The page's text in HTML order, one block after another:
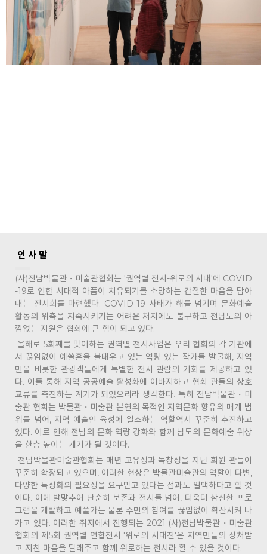
인 사 말
(사)전남박물관・미술관협회는 '권역별 전시-위로의 시대'에 COVID
-19로 인한 시대적 아픔이 치유되기를 소망하는 간절한 마음을 담아
내는 전시회를 마련했다. COVID-19 사태가 해를 넘기며 문화예술
활동의 위축을 지속시키기는 어려운 처지에도 불구하고 전남도의 아
낌없는 지원은 협회에 큰 힘이 되고 있다.
올해로 5회째를 맞이하는 권역별 전시사업은 우리 협회의 각 기관에
서 끊임없이 예쑬혼을 불태우고 있는 역량 있는 작가를 발굴해, 지역
민을 비롯한 관광객들에게 특별한 전시 관람의 기회를 제공하고 있
다. 이를 통해 지역 공공예술 활성화에 이바지하고 협회 관들의 상호
교류를 촉진하는 계기가 되었으리라 생각한다. 특히 전남박물관・미
술관 협회는 박물관・미술관 본연의 목적인 지역문화 향유의 매개 범
위를 넘어, 지역 예술인 육성에 일조하는 역할역시 꾸준히 추진하고
있다. 이로 인해 전남의 문화 역량 강화와 함께 남도의 문화예술 위상
을 한층 높이는 계기가 될 것이다.
전남박물관미술관협회는 매년 고유성과 독창성을 지닌 회원 관들이
꾸준히 확장되고 있으며, 이러한 현상은 박물관미술관의 역할이 다변,
다양한 특성화의 필요성을 요구받고 있다는 점과도 일맥하다고 할 것
이다. 이에 발맞추어 단순히 보존과 전시를 넘어, 더욱더 참신한 프로
그램을 개발하고 예쑬가는 물론 주민의 참여를 끊임없이 확산시켜 나
가고 있다. 이러한 취지에서 진행되는 2021 (사)전남박물관・미술관
협회의 제5회 권역별 연합전시 '위로의 시대전'은 지역민들의 상처받
고 지친 마음을 달래주고 함께 위로하는 전시라 할 수 있을 것이다.